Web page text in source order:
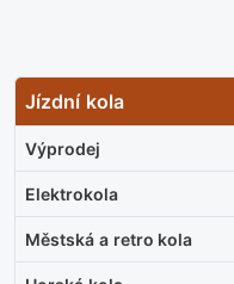
Jízdní kola
Výprodej
Elektrokola
Městská a retro kola